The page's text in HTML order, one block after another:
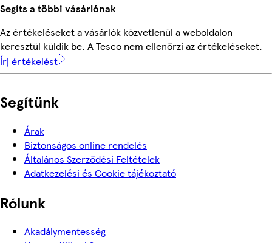
Segíts a többi vásárlónak
Az értékeléseket a vásárlók közvetlenül a weboldalon
keresztül küldik be. A Tesco nem ellenőrzi az értékeléseket.
Írj értékelést
Segítünk
Árak
Biztonságos online rendelés
Általános Szerződési Feltételek
Adatkezelési és Cookie tájékoztató
Rólunk
Akadálymentesség